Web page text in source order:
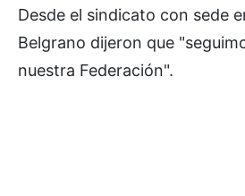
Desde el sindicato con sede
Belgrano dijeron que
nuestra Federación".